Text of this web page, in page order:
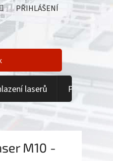
PŘIHLÁŠENÍ
laserů
M10 -